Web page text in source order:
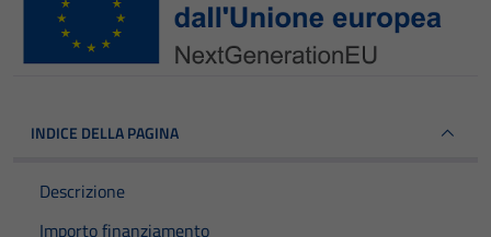
INDICE DELLA PAGINA
Descrizione
Importo finanziamento